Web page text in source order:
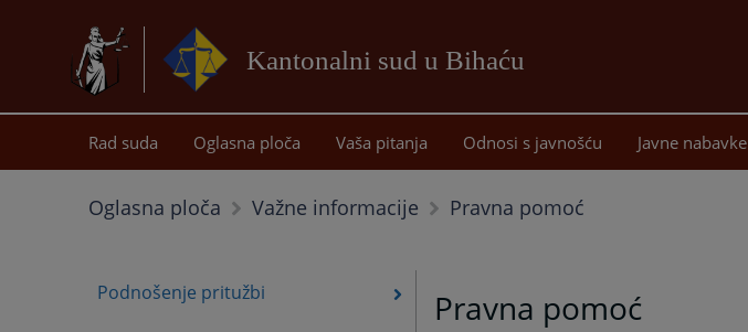
Kantonalni sud u Bihaću
sadržaj
Rad suda Oglasna ploča Vaša pitanja Odnosi s javnošću Javne nabavke
Oglasna ploča Važne informacije Pravna pomoć
Podnošenje pritužbi Pravna pomoć